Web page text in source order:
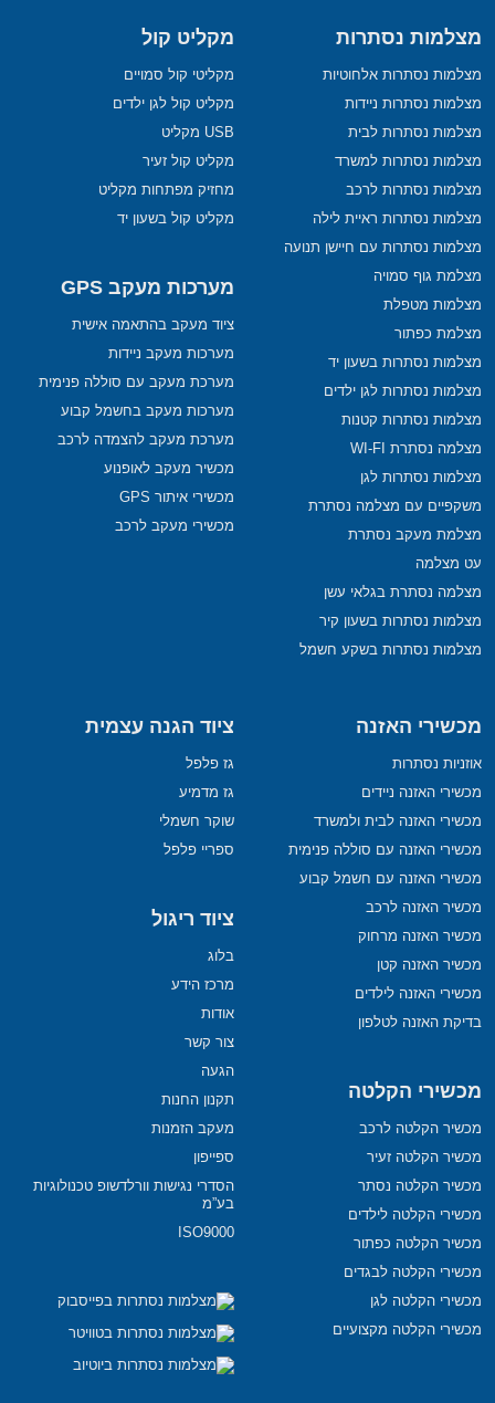
מצלמות נסתרות
מצלמות נסתרות אלחוטיות
מצלמות נסתרות ניידות
מצלמות נסתרות לבית
מצלמות נסתרות למשרד
מצלמות נסתרות לרכב
מצלמות נסתרות ראיית לילה
מצלמות נסתרות עם חיישן תנועה
מצלמת גוף סמויה
מצלמות מטפלת
מצלמת כפתור
מצלמות נסתרות בשעון יד
מצלמות נסתרות לגן ילדים
מצלמות נסתרות קטנות
מצלמה נסתרת WI-FI
מצלמות נסתרות לגן
משקפיים עם מצלמה נסתרת
מצלמת מעקב נסתרת
עט מצלמה
מצלמה נסתרת בגלאי עשן
מצלמות נסתרות בשעון קיר
מצלמות נסתרות בשקע חשמל
מקליט קול
מקליטי קול סמויים
מקליט קול לגן ילדים
USB מקליט
מקליט קול זעיר
מחזיק מפתחות מקליט
מקליט קול בשעון יד
מערכות מעקב GPS
ציוד מעקב בהתאמה אישית
מערכות מעקב ניידות
מערכת מעקב עם סוללה פנימית
מערכות מעקב בחשמל קבוע
מערכת מעקב להצמדה לרכב
מכשיר מעקב לאופנוע
מכשירי איתור GPS
מכשירי מעקב לרכב
מכשירי האזנה
אוזניות נסתרות
מכשירי האזנה ניידים
מכשירי האזנה לבית ולמשרד
מכשירי האזנה עם סוללה פנימית
מכשירי האזנה עם חשמל קבוע
מכשיר האזנה לרכב
מכשיר האזנה מרחוק
מכשיר האזנה קטן
מכשירי האזנה לילדים
בדיקת האזנה לטלפון
מכשירי הקלטה
מכשיר הקלטה לרכב
מכשיר הקלטה זעיר
מכשיר הקלטה נסתר
מכשירי הקלטה לילדים
מכשיר הקלטה כפתור
מכשירי הקלטה לבגדים
מכשירי הקלטה לגן
מכשירי הקלטה מקצועיים
ציוד הגנה עצמית
גז פלפל
גז מדמיע
שוקר חשמלי
ספריי פלפל
ציוד ריגול
בלוג
מרכז הידע
אודות
צור קשר
הגעה
תקנון החנות
מעקב הזמנות
ספייפון
הסדרי נגישות וורלדשופ טכנולוגיות
בע”מ
ISO9000